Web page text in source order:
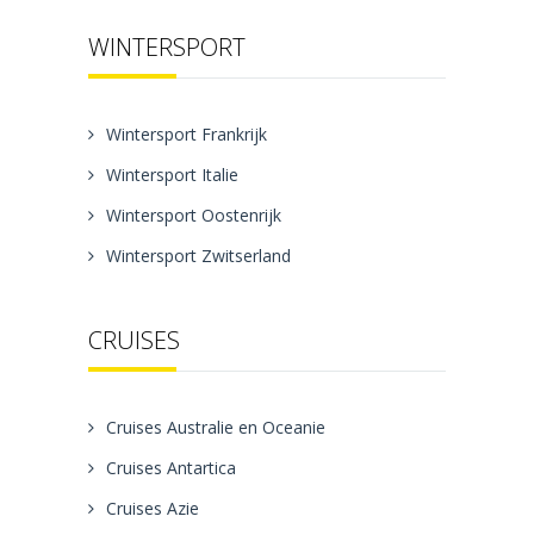
WINTERSPORT
Wintersport Frankrijk
Wintersport Italie
Wintersport Oostenrijk
Wintersport Zwitserland
CRUISES
Cruises Australie en Oceanie
Cruises Antartica
Cruises Azie